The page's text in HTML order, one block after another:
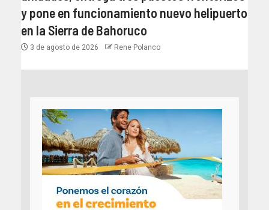
y pone en funcionamiento nuevo helipuerto
en la Sierra de Bahoruco
3 de agosto de 2026 Rene Polanco